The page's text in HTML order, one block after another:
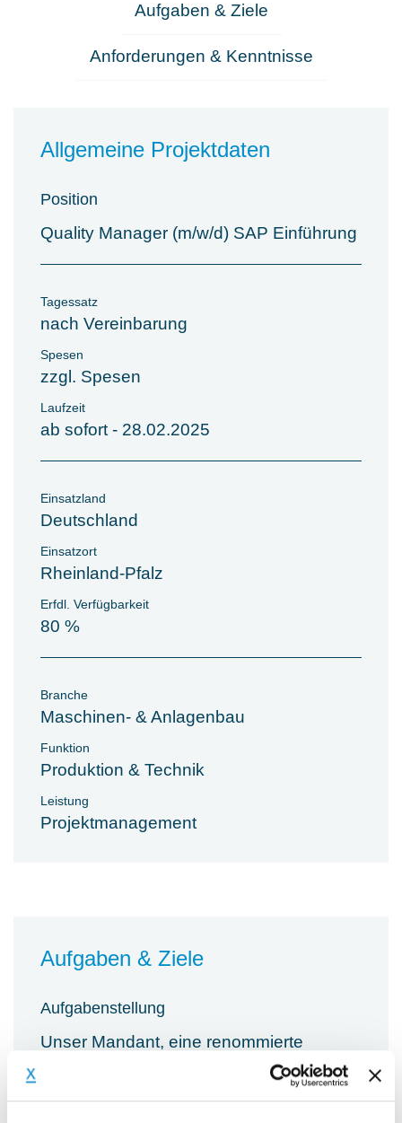
Aufgaben & Ziele
Anforderungen & Kenntnisse
Allgemeine Projektdaten
Position
Quality Manager (m/w/d) SAP Einführung
Tagessatz
nach Vereinbarung
Spesen
zzgl. Spesen
Laufzeit
ab sofort - 28.02.2025
Einsatzland
Deutschland
Einsatzort
Rheinland-Pfalz
Erfdl. Verfügbarkeit
80 %
Branche
Maschinen- & Anlagenbau
Funktion
Produktion & Technik
Leistung
Projektmanagement
Aufgaben & Ziele
Aufgabenstellung
Unser Mandant, eine renommierte
Unternehmensberatung, sucht für ein
Unternehmen der aus dem Anlagenbau,